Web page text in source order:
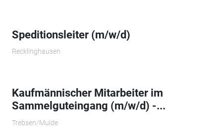
Speditionsleiter (m/w/d)
Recklinghausen
Kaufmännischer Mitarbeiter im
Sammelguteingang (m/w/d) -...
Trebsen/Mulde